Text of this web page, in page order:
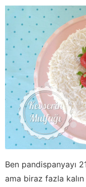
Ben pandispanyayı
ama biraz fazla